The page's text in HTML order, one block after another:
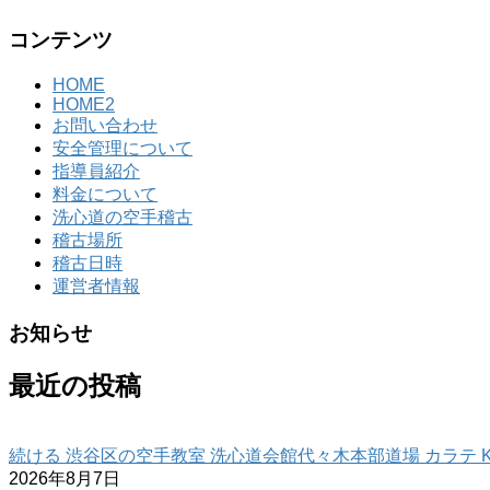
コンテンツ
HOME
HOME2
お問い合わせ
安全管理について
指導員紹介
料金について
洗心道の空手稽古
稽古場所
稽古日時
運営者情報
お知らせ
最近の投稿
続ける 渋谷区の空手教室 洗心道会館代々木本部道場 カラテ
2026年8月7日